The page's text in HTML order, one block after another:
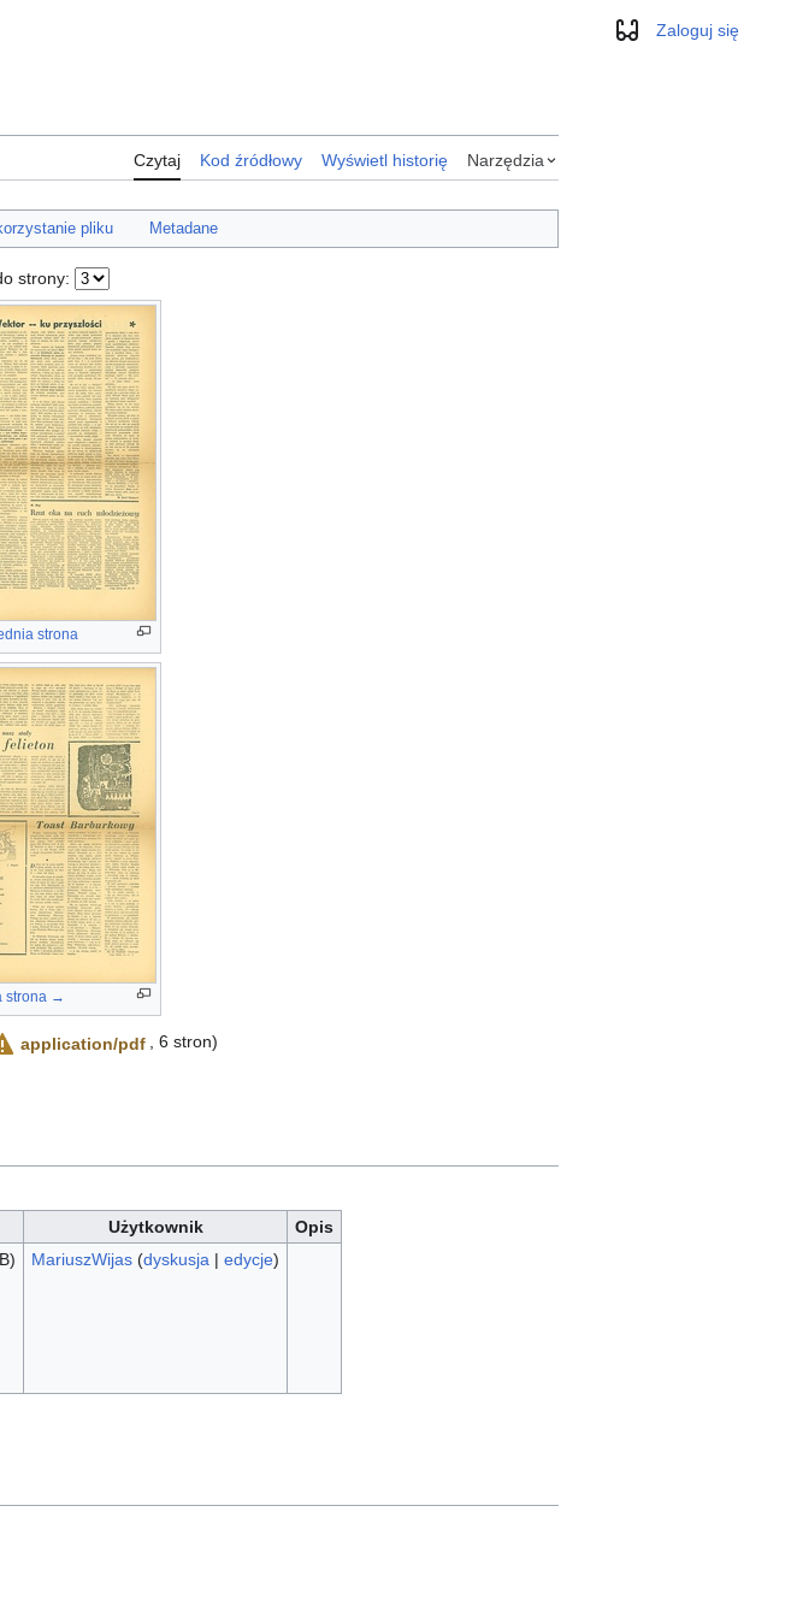
WyglądZaloguj się
Czytaj Kod źródłowy Wyświetl historię Narzędzia
pliku Metadane
strony:
strona
strona →
application/pdf , 6 stron)
Użytkownik
Opis
MariuszWijas (dyskusja | edycje)